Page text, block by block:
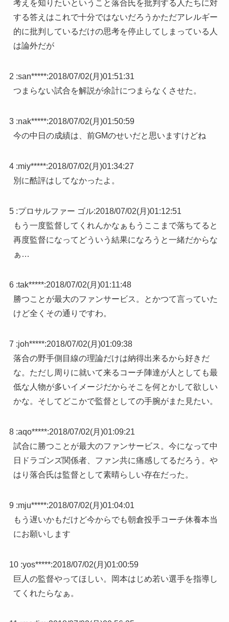
考えを知りたいということ落合氏を批判する人たちに対
する答えはこれで十分ではないだろうかただアレルギー
的に批判しているだけの思考を停止してしまっている人
は論外だが
2 :san*****:2018/07/02(月)01:51:31
つまらない試合を解説が余計につまらなくさせた。
3 :nak*****:2018/07/02(月)01:50:59
今の中日の成績は、前GMのせいだと思いますけどね
4 :miy*****:2018/07/02(月)01:34:27
別に酷評はしてなかったよ。
5 :プロサルファー ゴル:2018/07/02(月)01:12:51
もう一度監督してくれんかなぁもうここまで落ちてると
再度監督になってどういう結果になろうと一緒だからな
ぁ…
6 :tak*****:2018/07/02(月)01:11:48
勝つことが最大のファンサービス。とかつて言っていた
けど全くその通りですわ。
7 :joh*****:2018/07/02(月)01:09:38
落合の野手側目線の理論だけは納得出来るから好きだ
な。ただし周りに就いて来るコーチ陣達が人としても最
低な人物が多いイメージだからそこを何とかして欲しい
かな。そしてどこかで監督としての手腕がまた見たい。
8 :aqo*****:2018/07/02(月)01:09:21
試合に勝つことが最大のファンサービス。今になって中
日ドラゴンズ関係者、ファン共に痛感してるだろう。や
はり落合氏は監督として素晴らしい存在だった。
9 :mju*****:2018/07/02(月)01:04:01
もう遅いかもだけど今からでも朝倉投手コーチ休養本当
にお願いします
10 :yos*****:2018/07/02(月)01:00:59
巨人の監督やってほしい。岡本はじめ若い選手を指導し
てくれたらなぁ。